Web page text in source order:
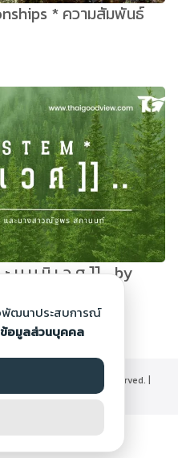
* ความสัมพันธ์
ะ บ บ นิ เ ว ศ ]] .. by
All rights reserved. |
ส่วนบุคคล
พัฒนาประสบการณ์
อมูลส่วนบุคคล